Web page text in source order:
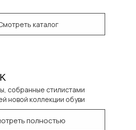
каталог
собранные стилистами
новой коллекции обуви
полностью